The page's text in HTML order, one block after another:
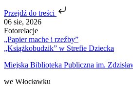
Przejdź do treści
Skip
to
content
06 sie, 2026
Fotorelacje
„Papier mache i rzeźby”
„Książkobudzik” w Strefie Dziecka
Miejska Biblioteka Publiczna im.
we Włocławku